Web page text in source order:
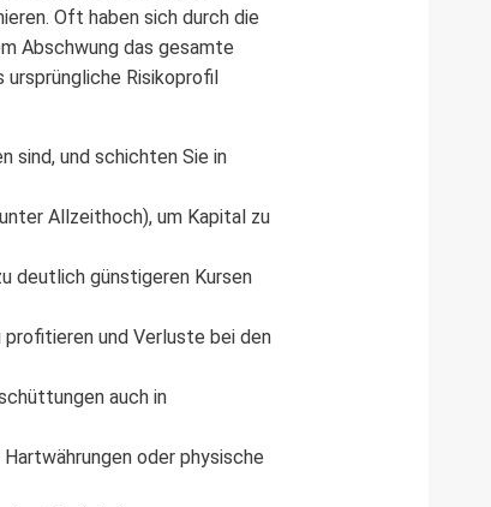
Oft haben sich durch die
Abschwung das gesamte
Risikoprofil
sind, und schichten Sie in
Allzeithoch), um Kapital zu
deutlich günstigeren Kursen
und Verluste bei den
auch in
oder physische